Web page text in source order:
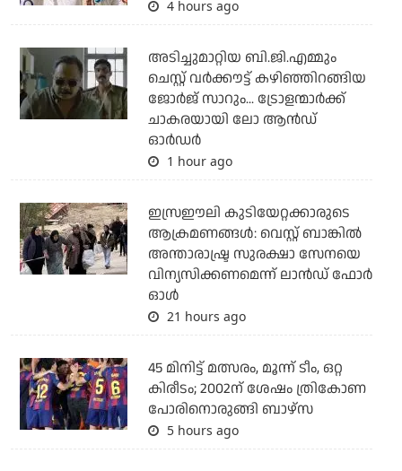
4 hours ago
അടിച്ചുമാറ്റിയ ബി.ജി.എമ്മും
ചെസ്റ്റ് വര്‍ക്കൗട്ട് കഴിഞ്ഞിറങ്ങിയ
ജോര്‍ജ് സാറും... ട്രോളന്മാര്‍ക്ക്
ചാകരയായി ലോ ആന്‍ഡ്
ഓര്‍ഡര്‍
1 hour ago
ഇസ്രഈലി കുടിയേറ്റക്കാരുടെ
ആക്രമണങ്ങള്‍: വെസ്റ്റ് ബാങ്കില്‍
അന്താരാഷ്ട്ര സുരക്ഷാ സേനയെ
വിന്യസിക്കണമെന്ന് ലാന്‍ഡ് ഫോര്‍
ഓള്‍
21 hours ago
45 മിനിട്ട് മത്സരം, മൂന്ന് ടീം, ഒറ്റ
കിരീടം; 2002ന് ശേഷം ത്രികോണ
പോരിനൊരുങ്ങി ബാഴ്‌സ
5 hours ago